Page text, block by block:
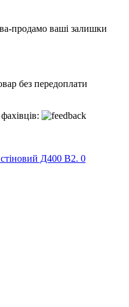
продамо ваші залишки
без передоплати